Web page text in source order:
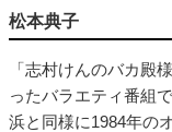
松本典子
「志村けんのバカ殿
ったバラエティ番組
浜と同様に1984年の